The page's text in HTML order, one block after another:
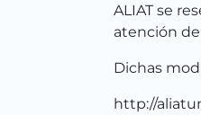
ALIAT se
atención
Dichas
http://